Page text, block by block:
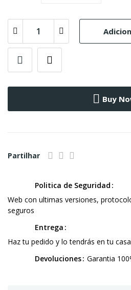
Buy
Partilhar
Politica de Seguridad
Web con ultimas versiones,
seguros
Entrega
Haz tu pedido y lo tendrás en tu
Devoluciones Garantia